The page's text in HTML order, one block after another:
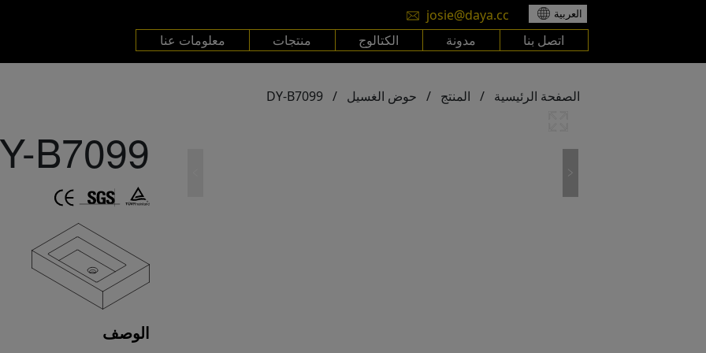
josie@daya.cc العربية
معلومات عنا منتجات الكتالوج مدونة اتصل بنا
الصفحة الرئيسية / المنتج / حوض الغسيل /
DY-B7099
B7099
الوصف